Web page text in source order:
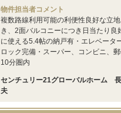
物件担当者コメント
複数路線利用可能の利便性良好な立
き、2面バルコニーにつき日当たり良
に使える5.4帖の納戸有・エレベータ
ロック完備・スーパー、コンビニ、
10分圏内
センチュリー21グローバルホーム
夫